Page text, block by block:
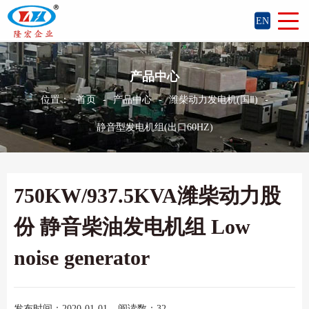
EN
产品中心
位置： 首页 - 产品中心 - 潍柴动力发电机(国Ⅱ) -
静音型发电机组(出口60HZ)
750KW/937.5KVA潍柴动力股
份 静音柴油发电机组 Low
noise generator